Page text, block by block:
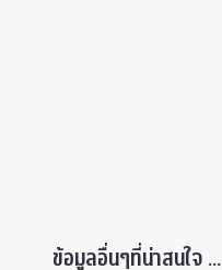
ข้อมูลอื่นๆที่น่าสนใจ ...